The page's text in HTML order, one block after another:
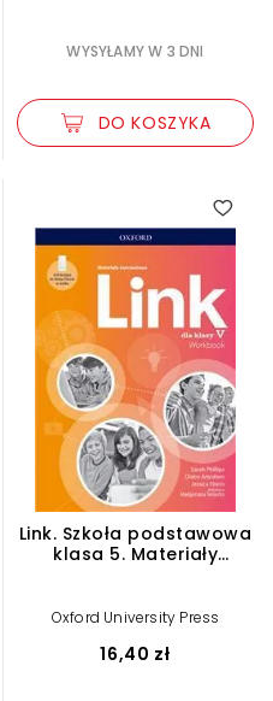
WYSYŁAMY W 3 DNI
DO KOSZYKA
Link. Szkoła podstawowa
klasa 5. Materiały
Oxford University Press
16,40 zł